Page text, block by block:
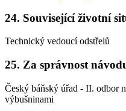
24. Související životní
Technický vedoucí odstřelů
25. Za správnost
Český báňský úřad - II. odbor
výbušninami